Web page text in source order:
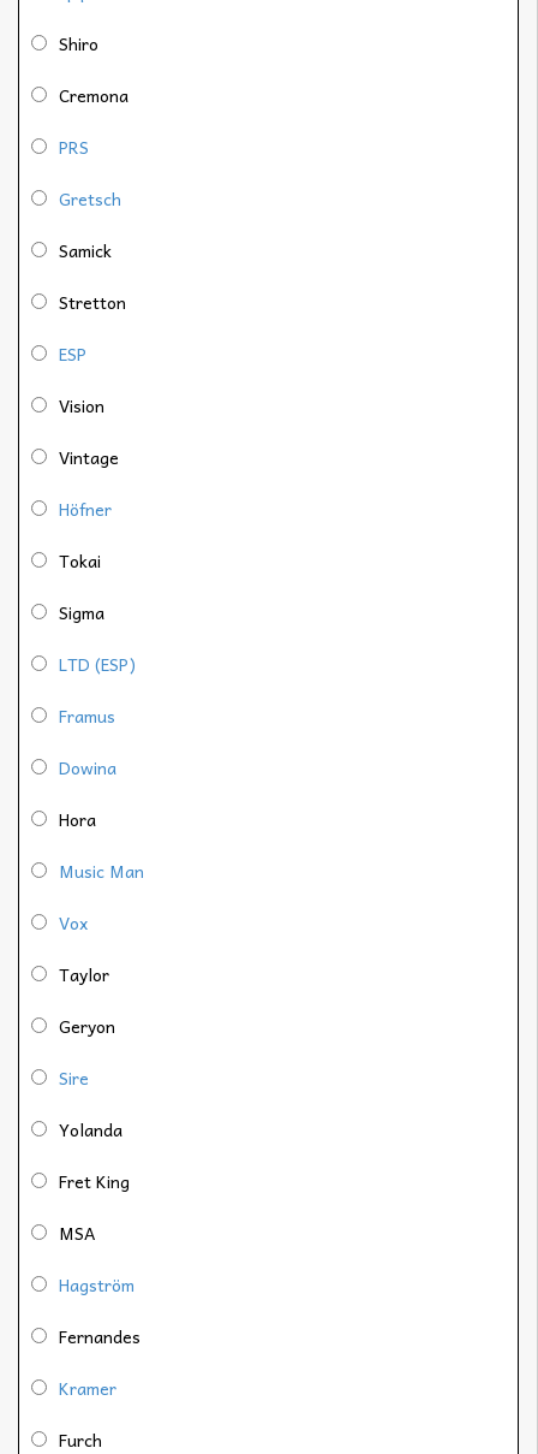
Shiro
Cremona
PRS
Gretsch
Samick
Stretton
ESP
Vision
Vintage
Höfner
Tokai
Sigma
LTD (ESP)
Framus
Dowina
Hora
Music Man
Vox
Taylor
Geryon
Sire
Yolanda
Fret King
MSA
Hagström
Fernandes
Kramer
Furch